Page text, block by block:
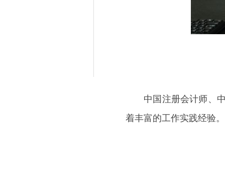
中国注册会计师、中
着丰富的工作实践经验